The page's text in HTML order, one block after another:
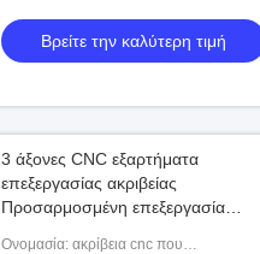
Βρείτε την καλύτερη τιμή
3 άξονες CNC εξαρτήματα
επεξεργασίας ακριβείας
Προσαρμοσμένη επεξεργασία
Ονομασία: ακρίβεια cnc που